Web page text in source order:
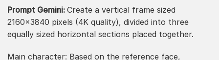
Prompt Gemini: Create a vertical frame sized
2160×3840 pixels (4K quality), divided into three
equally sized horizontal sections placed together.
Main character: Based on the reference face,